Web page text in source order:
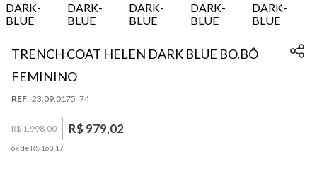
TRENCH COAT HELEN DARK BLUE BO.BÔ
FEMININO
: 23.09.0175_74
R$1.998,00 R$979,02
6x de R$ 163 17